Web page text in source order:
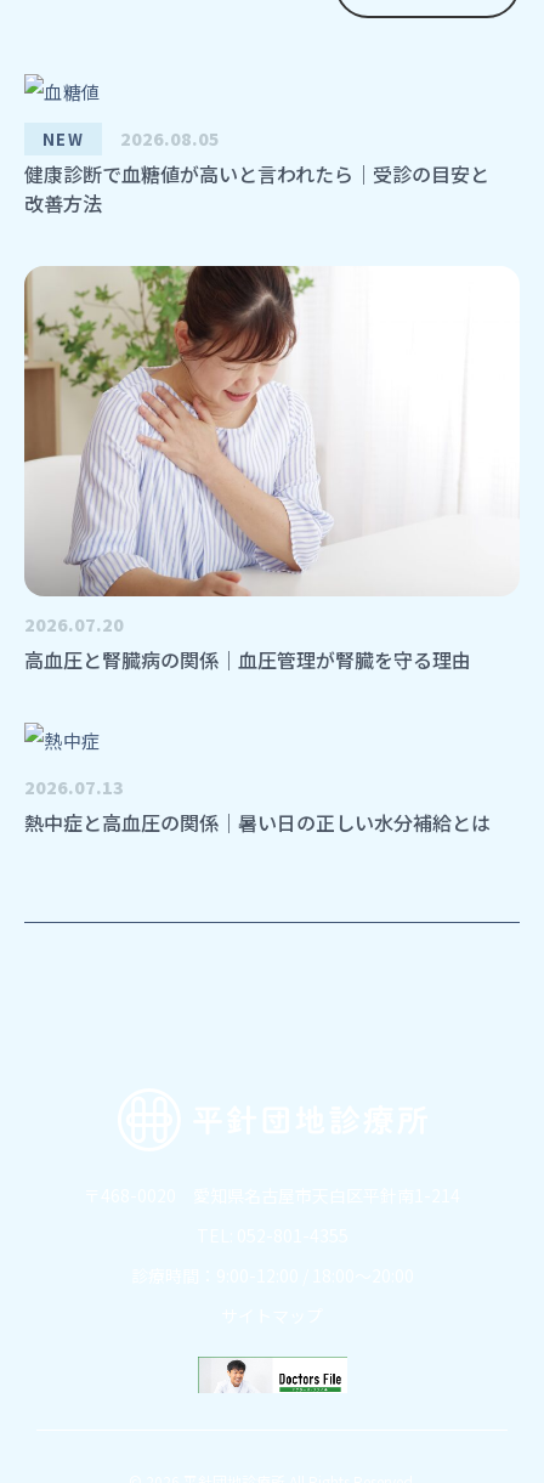
NEW 2026.08.05
健康診断で血糖値が高いと言われたら｜受診の目安と
改善方法
2026.07.20
高血圧と腎臓病の関係｜血圧管理が腎臓を守る理由
2026.07.13
熱中症と高血圧の関係｜暑い日の正しい水分補給とは